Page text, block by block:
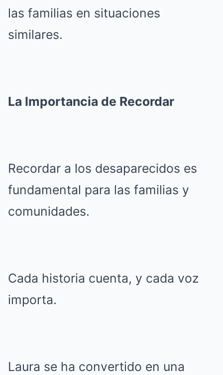
las familias en situaciones
similares.
La Importancia de Recordar
Recordar a los desaparecidos es
fundamental para las familias y
comunidades.
Cada historia cuenta, y cada voz
importa.
Laura se ha convertido en una